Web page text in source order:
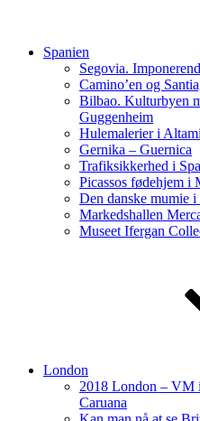
Spanien
Segovia.
Camino’en og
Bilbao. Kulturbyen
Guggenheim
Hulemalerier i
Gernika – Guernica
Trafiksikkerhed i
Picassos fødehjem i
Den danske mumie i
Markedshallen
Museet Ifergan
London
2018 London – VM
Caruana